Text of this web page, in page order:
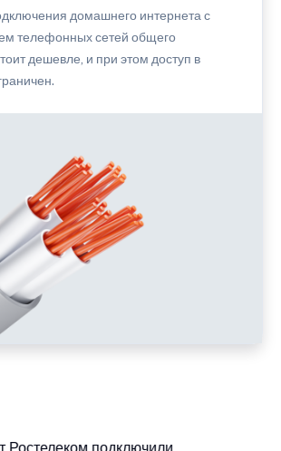
домашнего интернета с
телефонных сетей общего
дешевле, и при этом доступ в